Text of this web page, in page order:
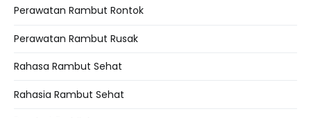
Perawatan Rambut Rontok
Perawatan Rambut Rusak
Rahasa Rambut Sehat
Rahasia Rambut Sehat